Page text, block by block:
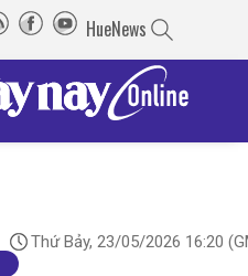
HueNews
Thứ Bảy, 23/05/2026 16:20